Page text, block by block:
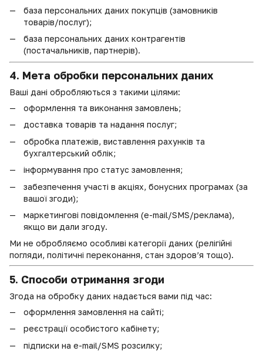
база персональних даних покупців (замовників
товарів/послуг);
база персональних даних контрагентів
(постачальників, партнерів).
4. Мета обробки персональних даних
Ваші дані обробляються з такими цілями:
оформлення та виконання замовлень;
доставка товарів та надання послуг;
обробка платежів, виставлення рахунків та
бухгалтерський облік;
інформування про статус замовлення;
забезпечення участі в акціях, бонусних програмах (за
вашої згоди);
маркетингові повідомлення (e-mail/SMS/реклама),
якщо ви дали згоду.
Ми не обробляємо особливі категорії даних (релігійні
погляди, політичні переконання, стан здоров’я тощо).
5. Способи отримання згоди
Згода на обробку даних надається вами під час:
оформлення замовлення на сайті;
реєстрації особистого кабінету;
підписки на e-mail/SMS розсилку;